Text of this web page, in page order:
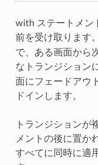
with ステートメン
前を受け取ります
で、ある画面から
なトランジション
面にフェードアウ
ドインします。
トランジションが
メントの後に置か
すべてに同時に適